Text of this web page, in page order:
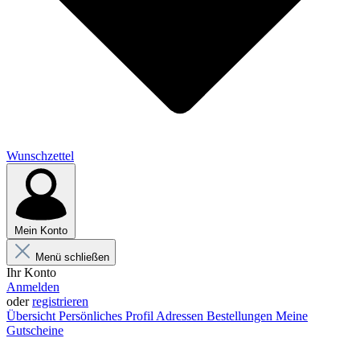
Wunschzettel
Mein Konto
Menü schließen
Ihr Konto
Anmelden
oderregistrieren
Übersicht Persönliches Profil Adressen Bestellungen Meine
Gutscheine